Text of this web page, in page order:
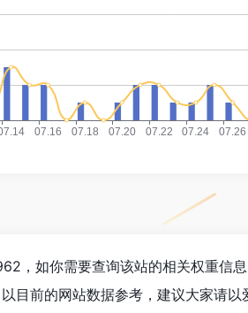
，如你需要查询该站的相关权重信
目前的网站数据参考，建议大家请